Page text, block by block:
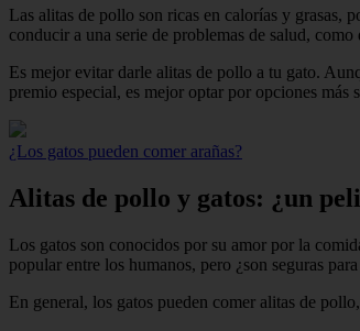
Las alitas de pollo son ricas en calorías y grasas,
conducir a una serie de problemas de salud,
Es mejor evitar darle alitas de pollo a tu gato.
premio especial, es mejor optar por opciones más
¿Los gatos pueden comer arañas?
Alitas de pollo y gatos: ¿un
Los gatos son conocidos por su amor por la
popular entre los humanos, pero ¿son seguras
En general, los gatos pueden comer alitas de